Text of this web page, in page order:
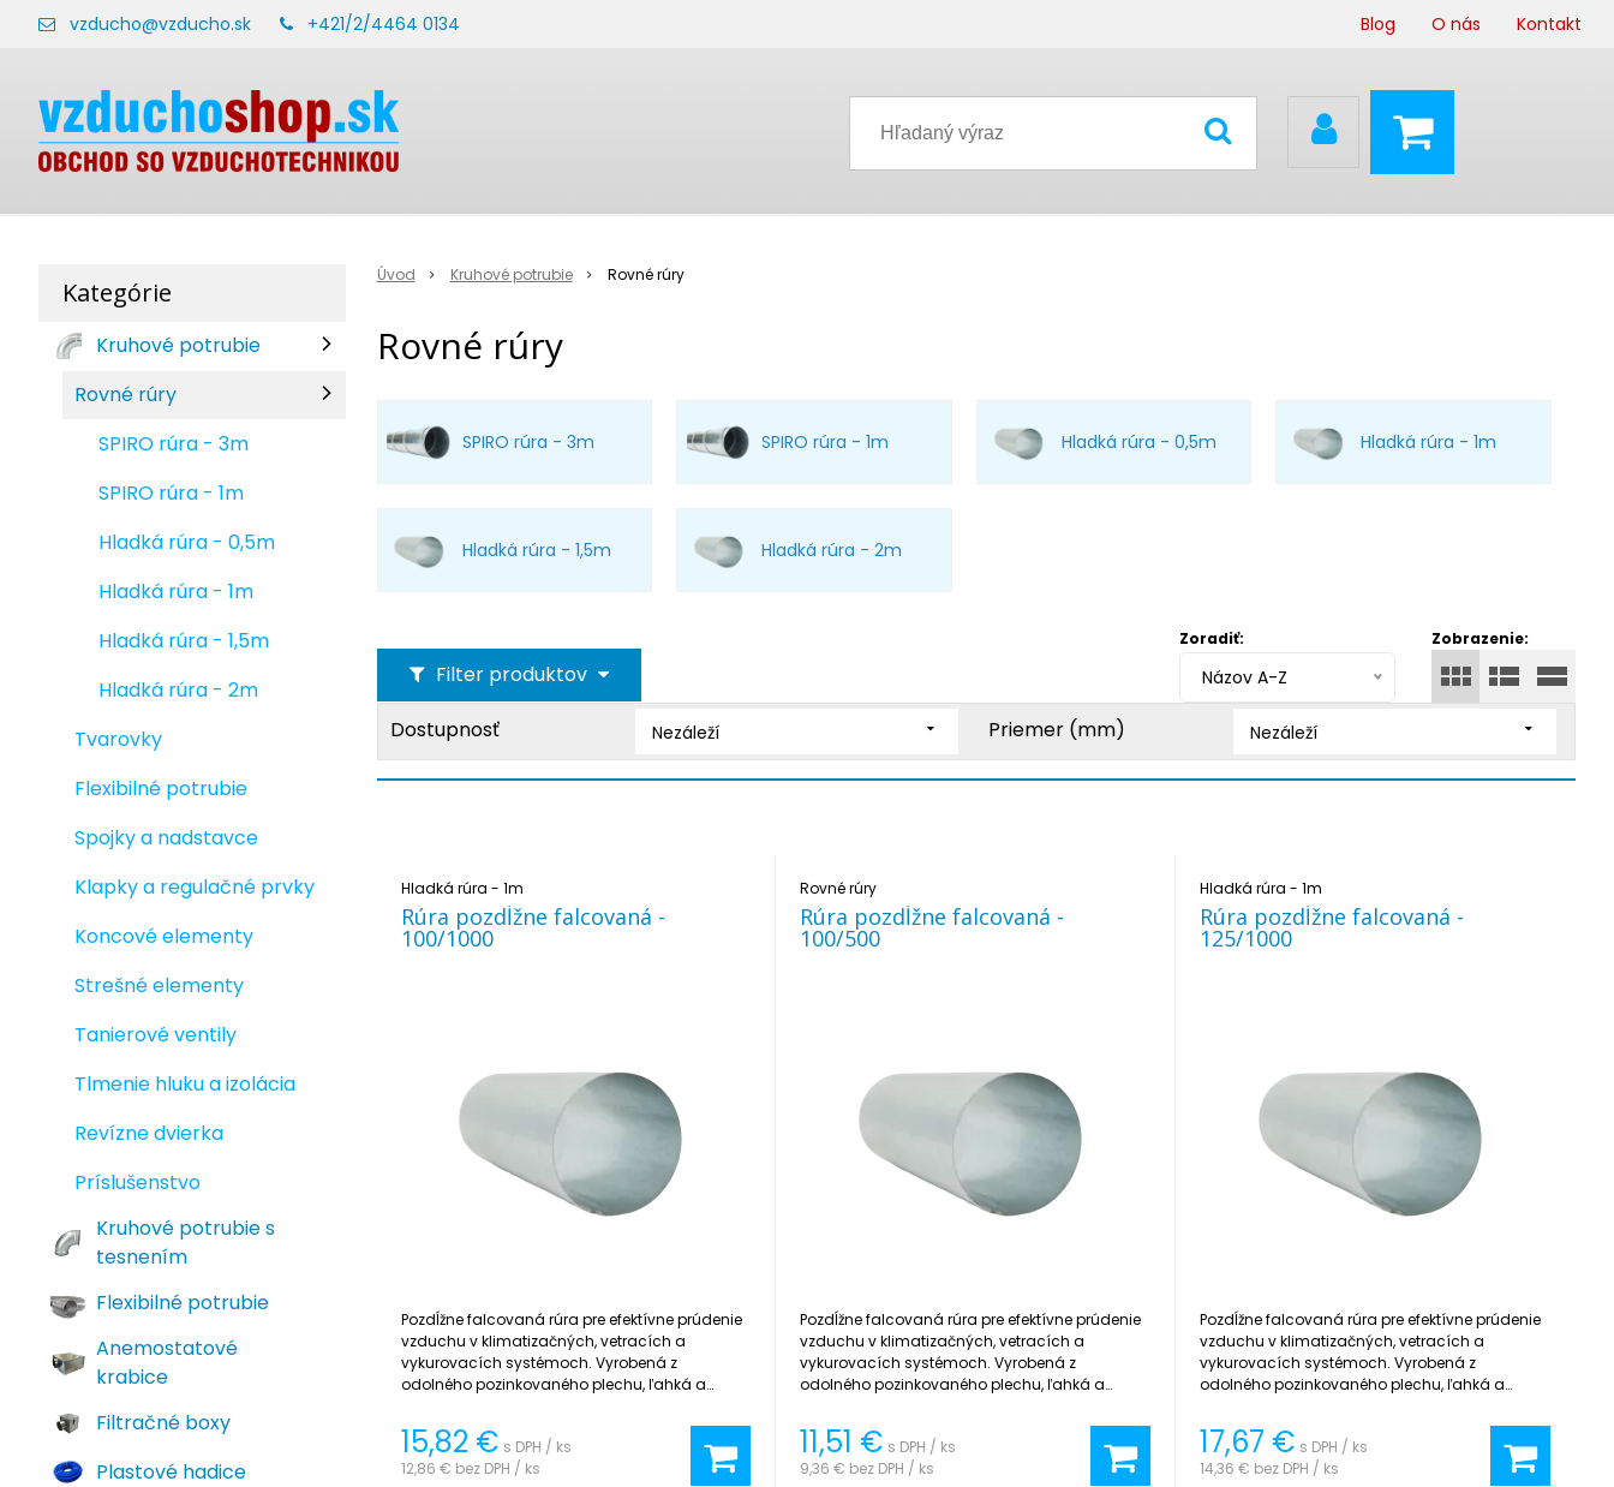
vzducho@vzducho.sk +421/2/4464 0134 Blog O nás Kontakt
Úvod Kruhové potrubie Rovné rúry
Rovné rúry
SPIRO rúra - 3m SPIRO rúra - 1m Hladká rúra - 0,5m Hladká rúra - 1m
Hladká rúra - 1,5m Hladká rúra - 2m
Filter produktov
Zobrazenie:
Zoradiť:
Názov A-Z
Dostupnosť Nezáleží Priemer (mm) Nezáleží
Hladká rúra - 1m
Rúra pozdĺžne falcovaná -
100/1000
Pozdĺžne falcovaná rúra pre efektívne prúdenie
vzduchu v klimatizačných, vetracích a
vykurovacích systémoch. Vyrobená z
odolného pozinkovaného plechu, ľahká a
15,82 € s DPH / ks
12,86 € bez DPH / ks
Rovné rúry
Rúra pozdĺžne falcovaná -
100/500
Pozdĺžne falcovaná rúra pre efektívne prúdenie
vzduchu v klimatizačných, vetracích a
vykurovacích systémoch. Vyrobená z
odolného pozinkovaného plechu, ľahká a
11,51 € s DPH / ks
9,36 € bez DPH / ks
Hladká rúra - 1m
Rúra pozdĺžne falcovaná -
125/1000
Pozdĺžne falcovaná rúra pre efektívne prúdenie
vzduchu v klimatizačných, vetracích a
vykurovacích systémoch. Vyrobená z
odolného pozinkovaného plechu, ľahká a
17,67 € s DPH / ks
14,36 € bez DPH / ks
Kategórie
Kruhové potrubie
Rovné rúry
SPIRO rúra - 3m
SPIRO rúra - 1m
Hladká rúra - 0,5m
Hladká rúra - 1m
Hladká rúra - 1,5m
Hladká rúra - 2m
Tvarovky
Flexibilné potrubie
Spojky a nadstavce
Klapky a regulačné prvky
Koncové elementy
Strešné elementy
Tanierové ventily
Tlmenie hluku a izolácia
Revízne dvierka
Príslušenstvo
Kruhové potrubie s
tesnením
Flexibilné potrubie
Anemostatové
krabice
Filtračné boxy
Plastové hadice